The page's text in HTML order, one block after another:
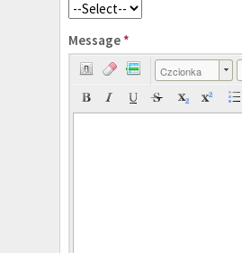
Message *
Czcionka